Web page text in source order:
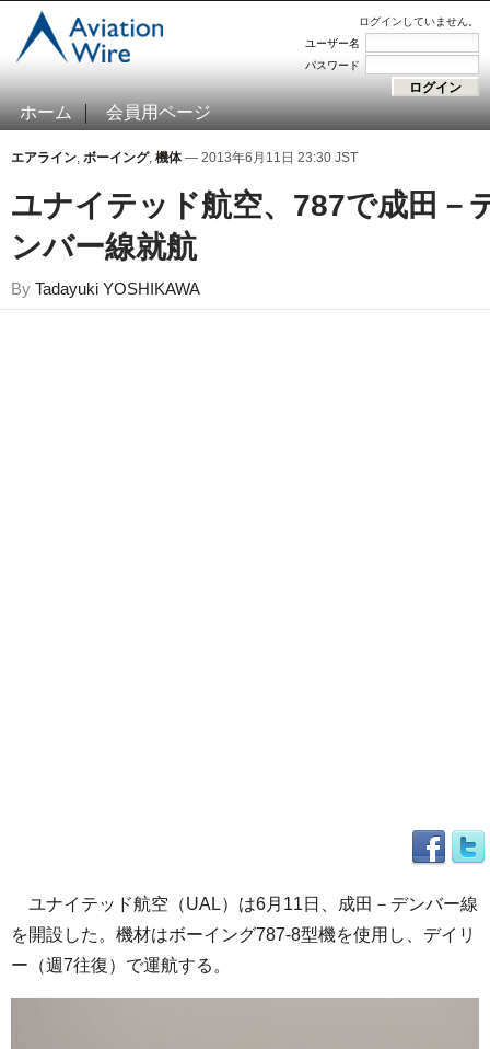
ログインしていません。
ユーザー名
パスワード
ホーム 会員用ページ
エアライン, ボーイング, 機体— 2013年6月11日 23:30 JST
ユナイテッド航空、787で成田－
ンバー線就航
By Tadayuki YOSHIKAWA
ユナイテッド航空（UAL）は6月11日、成田－デンバー線
を開設した。機材はボーイング787-8型機を使用し、デイリ
ー（週7往復）で運航する。